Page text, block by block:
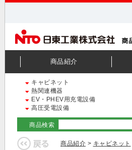
商品紹介
キャビネット
熱関連機器
EV・PHEV用充電設備
高圧受電設備
商品検索
商品紹介 > キャビネット